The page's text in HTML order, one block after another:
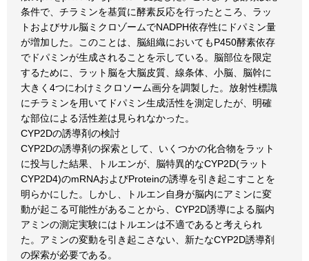
条件で、チラミンを基質に酵素反応を行ったところ、ラッ
トおよびサル脳ミクロゾームでNADPH依存性にドパミン量
が増加した。このことは、脳組織においてもP450酵素依存
でドパミンが生成されることを示している。脳部位を限定
するために、ラット脳を大脳皮質、線条体、小脳、脳幹に
大きく4つにわけミクロソーム画分を調製した。放射性標識
にチラミンを用いてドパミン生成活性を測定したが、明確
な部位による活性差は見られなかった。
CYP2Dの誘導剤の検討
CYP2Dの誘導剤の探索として、いくつかの化合物をラット
に投与した結果、トルエンが、脳特異的なCYP2D(ラット
CYP2D4)のmRNAおよびProteinの誘導を引き起こすことを
明らかにした。しかし、トルエン自身が脳内にアミンに変
動が起こる可能性があることから、CYP2D誘導による脳内
アミンの測定実験にはトルエンは不適であると考えられ
た。アミンの変動を引き起こさない、新たなCYP2D誘導剤
の探索が必要である。